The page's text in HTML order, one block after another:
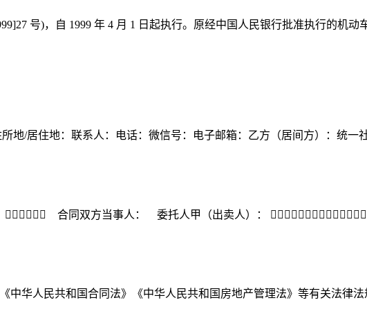
号)，自 1999 年 4 月 1 日起执行。原经中国人民银行批准执行的机动
地/居住地：联系人：电话：微信号：电子邮箱：乙方（居间方）：统一
合同双方当事人： 委托人甲（出卖人）：
华人民共和国合同法》《中华人民共和国房地产管理法》等有关法律